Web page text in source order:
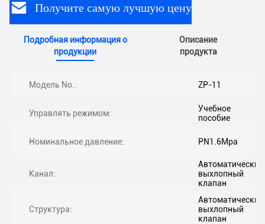
Получите самую лучшую цену
Подробная информация о
продукции
Описание
продукта
Модель No.: ZP-11
Управлять режимом:
Учебное
пособие
Номинальное давление: PN1.6Mpa
Канал:
Автоматический
выхлопный
клапан
Структура:
Автоматический
выхлопный
клапан